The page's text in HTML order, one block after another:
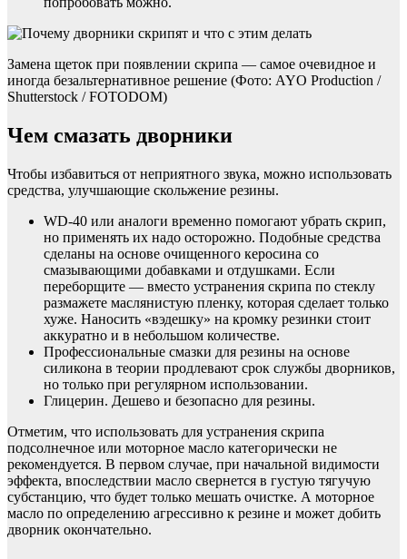
Замена щеток при появлении скрипа — самое очевидное и
иногда безальтернативное решение (Фото: AYO Production /
Shutterstock / FOTODOM)
Чем смазать дворники
Чтобы избавиться от неприятного звука, можно использовать
средства, улучшающие скольжение резины.
WD-40 или аналоги временно помогают убрать скрип,
но применять их надо осторожно. Подобные средства
сделаны на основе очищенного керосина со
смазывающими добавками и отдушками. Если
переборщите — вместо устранения скрипа по стеклу
размажете маслянистую пленку, которая сделает только
хуже. Наносить «вэдешку» на кромку резинки стоит
аккуратно и в небольшом количестве.
Профессиональные смазки для резины на основе
силикона в теории продлевают срок службы дворников,
но только при регулярном использовании.
Глицерин. Дешево и безопасно для резины.
Отметим, что использовать для устранения скрипа
подсолнечное или моторное масло категорически не
рекомендуется. В первом случае, при начальной видимости
эффекта, впоследствии масло свернется в густую тягучую
субстанцию, что будет только мешать очистке. А моторное
масло по определению агрессивно к резине и может добить
дворник окончательно.